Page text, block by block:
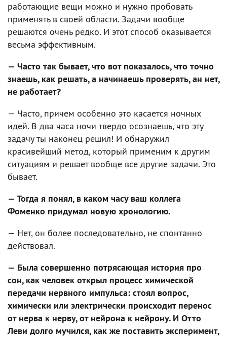
работающие вещи можно и нужно пробовать
применять в своей области. Задачи вообще
решаются очень редко. И этот способ оказывается
весьма эффективным.
— Часто так бывает, что вот показалось, что точно
знаешь, как решать, а начинаешь проверять, ан нет,
не работает?
— Часто, причем особенно это касается ночных
идей. В два часа ночи твердо осознаешь, что эту
задачу ты наконец решил! И обнаружил
красивейший метод, который применим к другим
ситуациям и решает вообще все другие задачи. Это
бывает.
— Тогда я понял, в каком часу ваш коллега
Фоменко придумал новую хронологию.
— Нет, он более последовательно, не спонтанно
действовал.
— Была совершенно потрясающая история про
сон, как человек открыл процесс химической
передачи нервного импульса: стоял вопрос,
химически или электрически происходит перенос
от нерва к нерву, от нейрона к нейрону. И Отто
Леви долго мучился, как же поставить эксперимент,